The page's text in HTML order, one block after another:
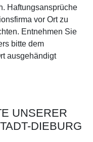
Haftungsansprüche
vor Ort zu
Entnehmen Sie
bitte dem
ausgehändigt
UNSERER
DIEBURG